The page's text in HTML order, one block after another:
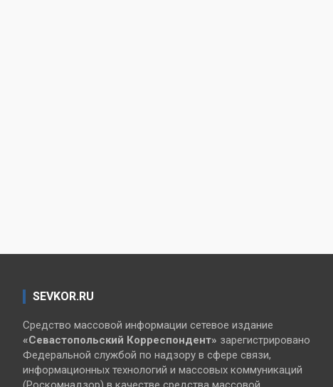
SEVKOR.RU
Средство массовой информации сетевое издание
«Севастопольский Корреспондент» зарегистрировано
Федеральной службой по надзору в сфере связи,
информационных технологий и массовых коммуникаций